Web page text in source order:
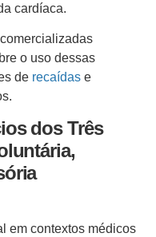
cardíaca.
o uso dessas
de recaídas e
dos Três
em contextos médicos